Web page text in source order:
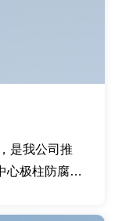
是我公司推
心极柱防腐蚀